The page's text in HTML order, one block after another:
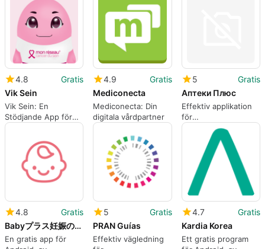
4.8
Gratis
Vik Sein
Vik Sein: En
Stödjande App för
Bröstcancer
4.9
Gratis
Mediconecta
Mediconecta: Din
digitala vårdpartner
5
Gratis
Аптеки Плюс
Effektiv applikation
för
läkemedelsbeställning
4.8
Gratis
Babyプラス妊娠の悩みを解決医師監修のコンテンツが満載
En gratis app för
5
Gratis
PRAN Guías
Effektiv vägledning
4.7
Gratis
Kardia Korea
Ett gratis program